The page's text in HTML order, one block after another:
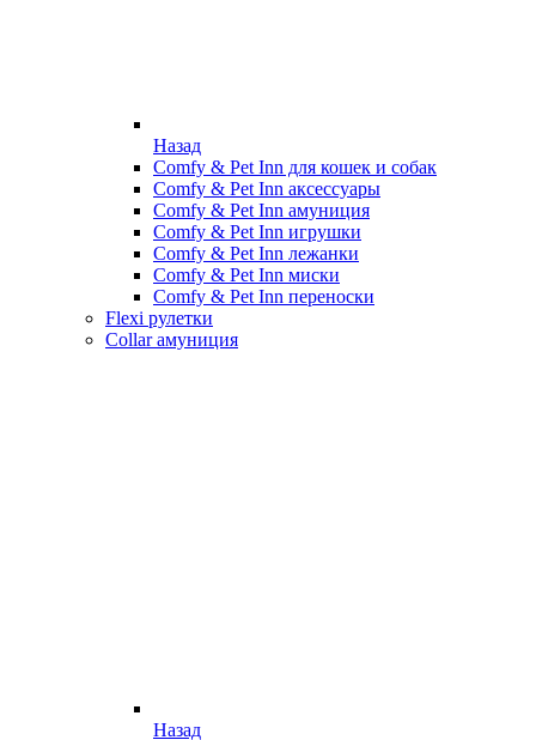
Назад
Comfy & Pet Inn для кошек и собак
Comfy & Pet Inn аксессуары
Comfy & Pet Inn амуниция
Comfy & Pet Inn игрушки
Comfy & Pet Inn лежанки
Comfy & Pet Inn миски
Comfy & Pet Inn переноски
Flexi рулетки
Collar амуниция
Назад